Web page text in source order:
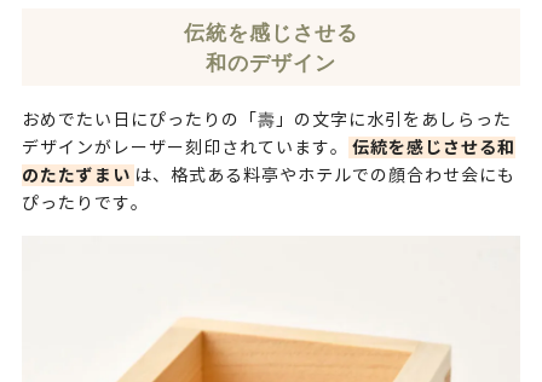
伝統を感じさせる
和のデザイン
おめでたい日にぴったりの「壽」の文字に水引をあしらった
デザインがレーザー刻印されています。
伝統を感じさせる和
のたたずまい は、格式ある料亭やホテルでの顔合わせ会にも
ぴったりです。